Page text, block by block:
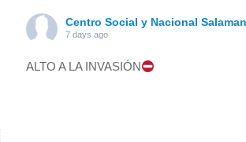
Centro Social y Nacional
7 days ago
ALTO A LA INVASIÓN